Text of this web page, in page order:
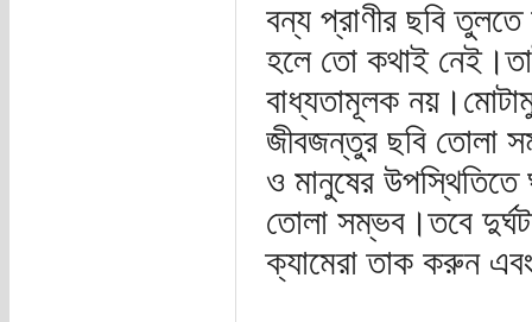
বন্য প্রাণীর ছবি
হলে তো কথাই
বাধ্যতামূলক
জীবজন্তুর ছবি তোলা
ও মানুষের উপস্থিতিতে
তোলা সম্ভব।তবে
ক্যামেরা তাক করুন এবং